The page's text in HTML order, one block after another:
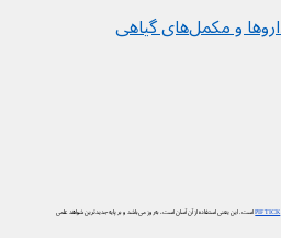
مکمل‌های گیاهی
PIF TICKاست. این یعنی استفاده از آن آسان است، به‌روز می‌باشد و بر پایه جدیدترین شواهد علمی